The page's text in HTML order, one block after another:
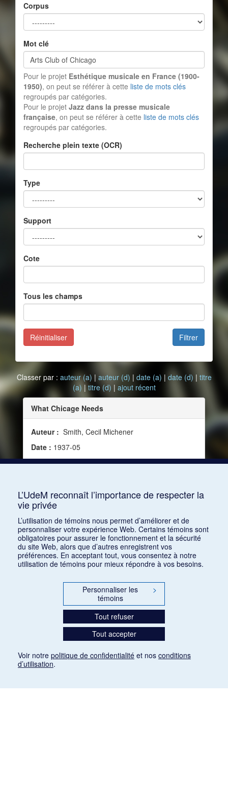
Corpus
Mot clé
Pour le projet Esthétique musicale en France (1900-
1950), on peut se référer à cette liste de mots clés
regroupés par catégories.
Pour le projet Jazz dans la presse musicale
française, on peut se référer à cette liste de mots clés
regroupés par catégories.
Recherche plein texte (OCR)
Type
Support
Cote
Tous les champs
Filtrer
Réinitialiser
Classer par : auteur (a) | auteur (d) | date (a) | date (d) | titre
(a) | titre (d) | ajout récent
What Chicage Needs
Auteur : Smith, Cecil Michener
Date : 1937-05
Source :Modern Music, vol. 14, no 4 (mai 1937)
L’UdeM reconnaît l’importance de respecter la
vie privée
L’utilisation de témoins nous permet d’améliorer et de
personnaliser votre expérience Web. Certains témoins sont
obligatoires pour assurer le fonctionnement et la sécurité
du site Web, alors que d’autres enregistrent vos
préférences. En acceptant tout, vous consentez à notre
utilisation de témoins pour mieux répondre à vos besoins.
Personnaliser les
témoins
>
Tout refuser
Tout accepter
Voir notre politique de confidentialité et nos conditions
d’utilisation.